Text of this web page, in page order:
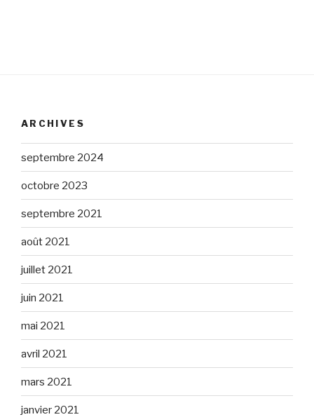
ARCHIVES
septembre 2024
octobre 2023
septembre 2021
août 2021
juillet 2021
juin 2021
mai 2021
avril 2021
mars 2021
janvier 2021